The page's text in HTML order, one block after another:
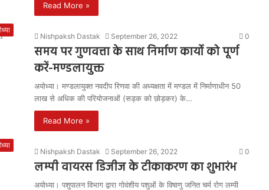
Read More »
Nishpaksh Dastak September 26, 2022 0
समय पर गुणवत्ता के साथ निर्माण कार्यो को पूर्ण
करें-मण्डलायुक्त
अयोध्या। मण्डलायुक्त नवदीप रिणवा की अध्यक्षता में मण्डल में निर्माणाधीन 50
लाख से अधिक की परियोजनाओं (सड़क को छोड़कर) के…
Read More »
Nishpaksh Dastak September 26, 2022 0
लम्पी वायरस डिजीज के टीकाकरण का शुभारंभ
अयोध्या। पशुपालन विभाग द्वारा गोवंशीय पशुओं के विषाणु जनित चर्म रोग लम्पी